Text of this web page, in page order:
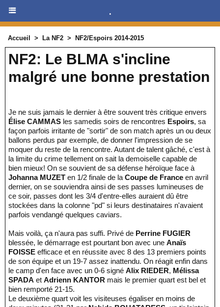
.
Accueil > La NF2 > NF2/Espoirs 2014-2015
NF2: Le BLMA s'incline
malgré une bonne prestation
Je ne suis jamais le dernier à être souvent très critique envers
Élise CAMMAS les samedis soirs de rencontres Espoirs, sa
façon parfois irritante de "sortir" de son match après un ou deux
ballons perdus par exemple, de donner l'impression de se
moquer du reste de la rencontre. Autant de talent gâché, c'est à
la limite du crime tellement on sait la demoiselle capable de
bien mieux! On se souvient de sa défense héroïque face à
Johanna MUZET en 1/2 finale de la Coupe de France en avril
dernier, on se souviendra ainsi de ses passes lumineuses de
ce soir, passes dont les 3/4 d'entre-elles auraient dû être
stockées dans la colonne "pd" si leurs destinataires n'avaient
parfois vendangé quelques caviars.
Mais voilà, ça n'aura pas suffi. Privé de Perrine FUGIER
blessée, le démarrage est pourtant bon avec une Anaïs
FOISSE efficace et en réussite avec 8 des 13 premiers points
de son équipe et un 19-7 assez inattendu. On réagit enfin dans
le camp d'en face avec un 0-6 signé Alix RIEDER, Mélissa
SPADA et Adrienn KANTOR mais le premier quart est bel et
bien remporté 21-15.
Le deuxième quart voit les visiteuses égaliser en moins de